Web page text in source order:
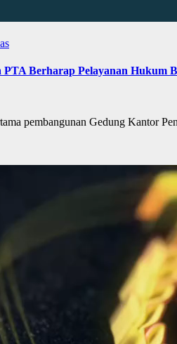
Berharap Pelayanan Hukum
pembangunan Gedung Kantor